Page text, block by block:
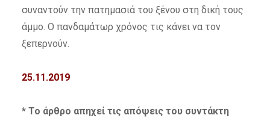
συναντούν την πατημασιά του ξένου στη δική τους
άμμο. Ο πανδαμάτωρ χρόνος τις κάνει να τον
ξεπερνούν.
25.11.2019
* Το άρθρο απηχεί τις απόψεις του συντάκτη